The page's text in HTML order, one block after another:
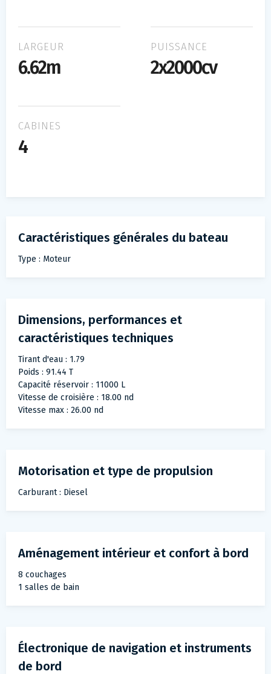
LARGEUR
6.62m
PUISSANCE
2x2000cv
CABINES
4
Caractéristiques générales du bateau
Type : Moteur
Dimensions, performances et
caractéristiques techniques
Tirant d'eau : 1.79
Poids : 91.44 T
Capacité réservoir : 11000 L
Vitesse de croisière : 18.00 nd
Vitesse max : 26.00 nd
Motorisation et type de propulsion
Carburant : Diesel
Aménagement intérieur et confort à bord
8 couchages
1 salles de bain
Électronique de navigation et instruments
de bord